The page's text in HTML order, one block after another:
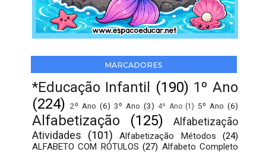
MARCADORES
*Educação Infantil (190) 1º Ano
(224) 2º Ano (6) 3º Ano (3) 4º Ano (1) 5º Ano (6)
Alfabetização (125)
Alfabetização
Atividades
(101) Alfabetização Métodos
(24)
ALFABETO COM RÓTULOS (27) Alfabeto Completo